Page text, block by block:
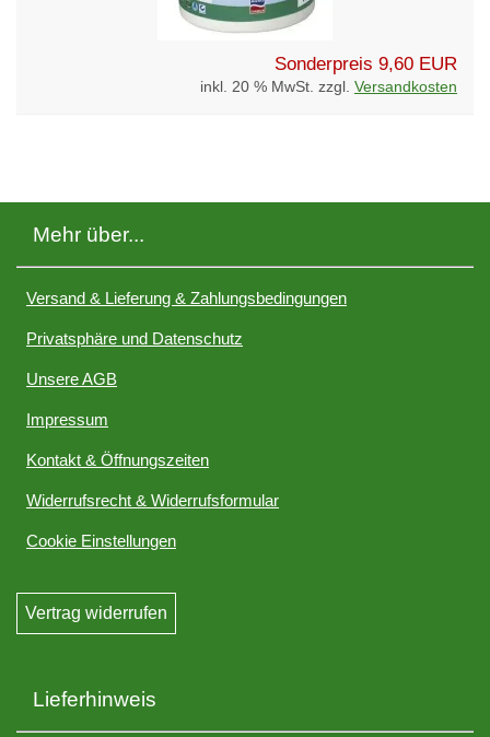
Sonderpreis 9,60 EUR
inkl. 20 % MwSt. zzgl. Versandkosten
Mehr über...
Versand & Lieferung & Zahlungsbedingungen
Privatsphäre und Datenschutz
Unsere AGB
Impressum
Kontakt & Öffnungszeiten
Widerrufsrecht & Widerrufsformular
Cookie Einstellungen
Vertrag widerrufen
Lieferhinweis